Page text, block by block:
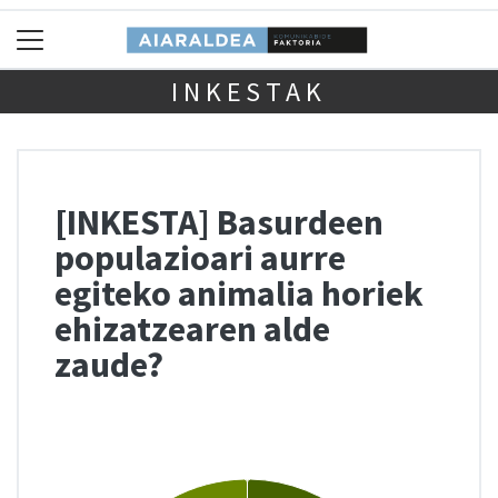
INKESTAK
[INKESTA] Basurdeen
populazioari aurre
egiteko animalia horiek
ehizatzearen alde
zaude?